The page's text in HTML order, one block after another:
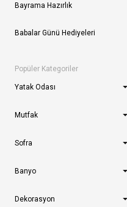
Bayrama Hazırlık
Babalar Günü Hediyeleri
Popüler Kategoriler
Yatak Odası
Mutfak
Sofra
Banyo
Dekorasyon